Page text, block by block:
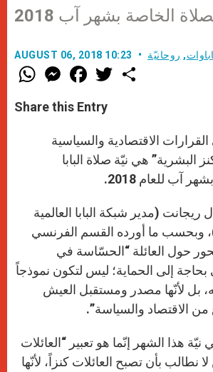
الخاصة بشهر آب 2018
AUGUST 06, 2018 10:23 , روحانيّة
W
h
t
s
M
e
s
e
g
e
r
F
a
e
b
o
k
T
w
r
Share this Entry
الاقتصادية والسياسية
البشرية” هي نيّة صلاة البابا
آب للعام 2018.
ريجانت (مدير شبكة البابا العالمية
وبحسب ما أورده القسم الفرنسي
حول العائلة “الحسّاسة في
إلى الحماية؛ ليس لتكون نموذجاً
بل لأنّها مصدر ومستقبل العيش
الاقتصاد والسياسة”.
هذا الشهر إنّما هو تعبير “العائلات
نطالب بأن تصبح العائلات كنزاً، لأنّها